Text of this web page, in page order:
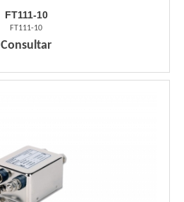
FT111-10
FT111-10
Consultar